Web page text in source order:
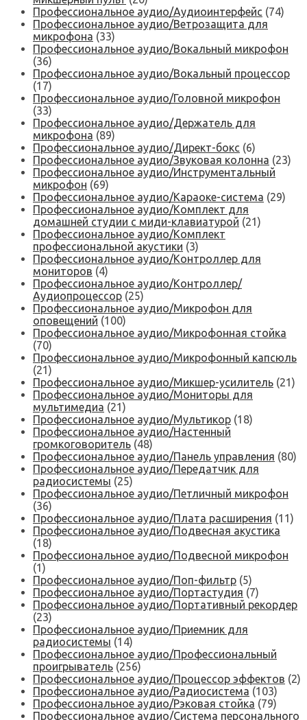
Профессиональное аудио/Аудиоинтерфейс (74)
Профессиональное аудио/Ветрозащита для
микрофона (33)
Профессиональное аудио/Вокальный микрофон
(36)
Профессиональное аудио/Вокальный процессор
(17)
Профессиональное аудио/Головной микрофон
(33)
Профессиональное аудио/Держатель для
микрофона (89)
Профессиональное аудио/Директ-бокс (6)
Профессиональное аудио/Звуковая колонна (23)
Профессиональное аудио/Инструментальный
микрофон (69)
Профессиональное аудио/Караоке-система (29)
Профессиональное аудио/Комплект для
домашней студии с миди-клавиатурой (21)
Профессиональное аудио/Комплект
профессиональной акустики (3)
Профессиональное аудио/Контроллер для
мониторов (4)
Профессиональное аудио/Контроллер/
Аудиопроцессор (25)
Профессиональное аудио/Микрофон для
оповещений (100)
Профессиональное аудио/Микрофонная стойка
(70)
Профессиональное аудио/Микрофонный капсюль
(21)
Профессиональное аудио/Микшер-усилитель (21)
Профессиональное аудио/Мониторы для
мультимедиа (21)
Профессиональное аудио/Мультикор (18)
Профессиональное аудио/Настенный
громкоговоритель (48)
Профессиональное аудио/Панель управления (80)
Профессиональное аудио/Передатчик для
радиосистемы (25)
Профессиональное аудио/Петличный микрофон
(36)
Профессиональное аудио/Плата расширения (11)
Профессиональное аудио/Подвесная акустика
(18)
Профессиональное аудио/Подвесной микрофон
(1)
Профессиональное аудио/Поп-фильтр (5)
Профессиональное аудио/Портастудия (7)
Профессиональное аудио/Портативный рекордер
(23)
Профессиональное аудио/Приемник для
радиосистемы (14)
Профессиональное аудио/Профессиональный
проигрыватель (256)
Профессиональное аудио/Процессор эффектов (2)
Профессиональное аудио/Радиосистема (103)
Профессиональное аудио/Рэковая стойка (79)
Профессиональное аудио/Система персонального